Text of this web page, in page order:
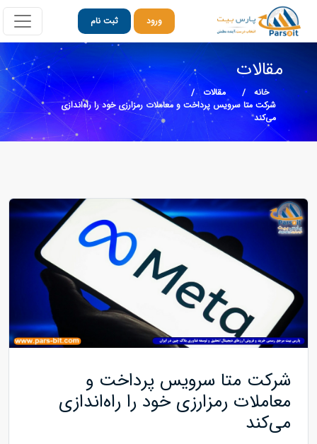
ورود ثبت نام
مقالات
خانه
مقالات
شرکت متا سرویس پرداخت و معاملات رمزارزی خود را راه‌اندازی
می‌کند
شرکت متا سرویس پرداخت و
معاملات رمزارزی خود را راه‌اندازی
می‌کند